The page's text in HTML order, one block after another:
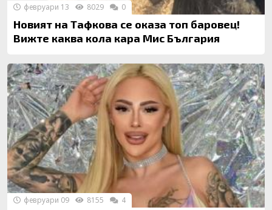
Новият на Тафкова се оказа топ баровец!
Вижте каква кола кара Мис България
февруари 13 8029 0
февруари 09 8155 4